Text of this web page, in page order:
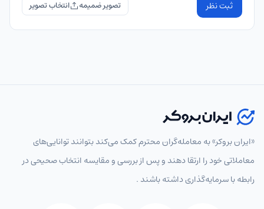
ثبت نظر تصویر ضمیمه
«ایران بروکر» به معامله‌گران محترم کمک می‌کند بتوانند توانایی‌های
معاملاتی خود را ارتقا دهند و پس از بررسی و مقایسه انتخاب‌ صحیحی در
رابطه با سرمایه‌گذاری داشته باشند .